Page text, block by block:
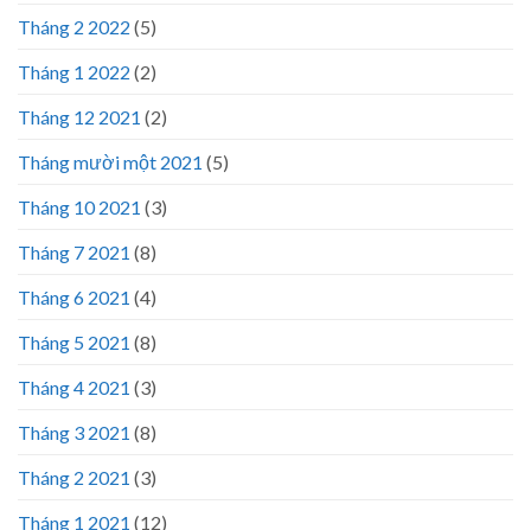
Tháng 2 2022 (5)
Tháng 1 2022 (2)
Tháng 12 2021 (2)
Tháng mười một 2021 (5)
Tháng 10 2021 (3)
Tháng 7 2021 (8)
Tháng 6 2021 (4)
Tháng 5 2021 (8)
Tháng 4 2021 (3)
Tháng 3 2021 (8)
Tháng 2 2021 (3)
Tháng 1 2021 (12)